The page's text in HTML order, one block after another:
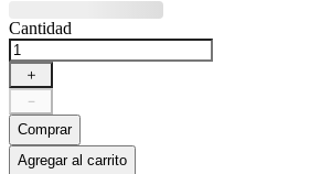
Cantidad
＋
－
Comprar
Agregar al carrito